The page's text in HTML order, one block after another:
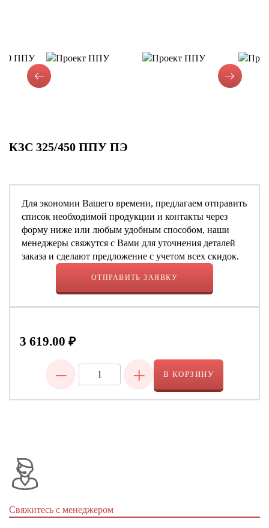
КЗС 325/450 ППУ ПЭ
Для экономии Вашего времени, предлагаем отправить
список необходимой продукции и контакты через
форму ниже или любым удобным способом, наши
менеджеры свяжутся с Вами для уточнения деталей
заказа и сделают предложение с учетом всех скидок.
ОТПРАВИТЬ ЗАЯВКУ
3 619.00 ₽
− + В КОРЗИНУ
Свяжитесь с менеджером